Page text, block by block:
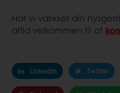
Har vi vækket din
altid velkommen til at
LinkedIn Twitter